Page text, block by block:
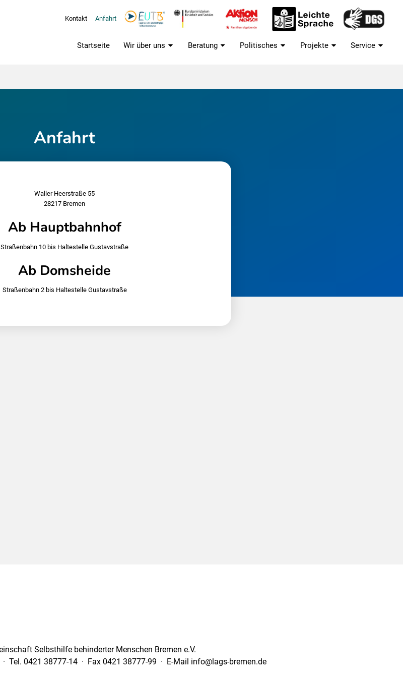
Kontakt Anfahrt
Startseite Wir über uns Beratung Politisches Projekte Service
Anfahrt
Waller Heerstraße 55
28217 Bremen
Ab Hauptbahnhof
Straßenbahn 10 bis Haltestelle Gustavstraße
Ab Domsheide
Straßenbahn 2 bis Haltestelle Gustavstraße
Selbsthilfe behinderter Menschen Bremen e.V.
Tel. 0421 38777-14 · Fax 0421 38777-99 · E-Mail info@lags-bremen.de